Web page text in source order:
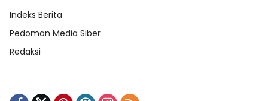
Indeks Berita
Pedoman Media Siber
Redaksi